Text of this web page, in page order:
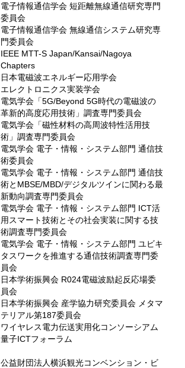
電子情報通信学会 短距離無線通信研究専門
委員会
電子情報通信学会 無線通信システム研究専
門委員会
IEEE MTT-S Japan/Kansai/Nagoya
Chapters
日本電磁波エネルギー応用学会
エレクトロニクス実装学会
電気学会「5G/Beyond 5G時代の電磁波の
革新的高度応用技術」調査専門委員会
電気学会「磁性材料の高周波特性活用技
術」調査専門委員会
電気学会 電子・情報・システム部門 通信技
術委員会
電気学会 電子・情報・システム部門 通信技
術とMBSE/MBD/デジタルツインに関わる最
新動向調査専門委員会
電気学会 電子・情報・システム部門 ICT活
用スマート技術とその社会実装に関する技
術調査専門委員会
電気学会 電子・情報・システム部門 ユビキ
タスワークを推進する通信技術調査専門委
員会
日本学術振興会 R024電磁波励起反応場委
員会
日本学術振興会 産学協力研究委員会 メタマ
テリアル第187委員会
ワイヤレス電力伝送実用化コンソーシアム
量子ICTフォーラム
公益財団法人横浜観光コンベンション・ビ